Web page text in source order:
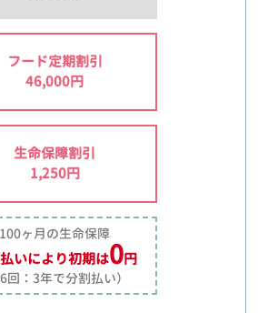
フード定期割引
46,000円
生命保障割引
1,250円
100ヶ月の生命保障
いにより初期は0円
回：3年で分割払い）